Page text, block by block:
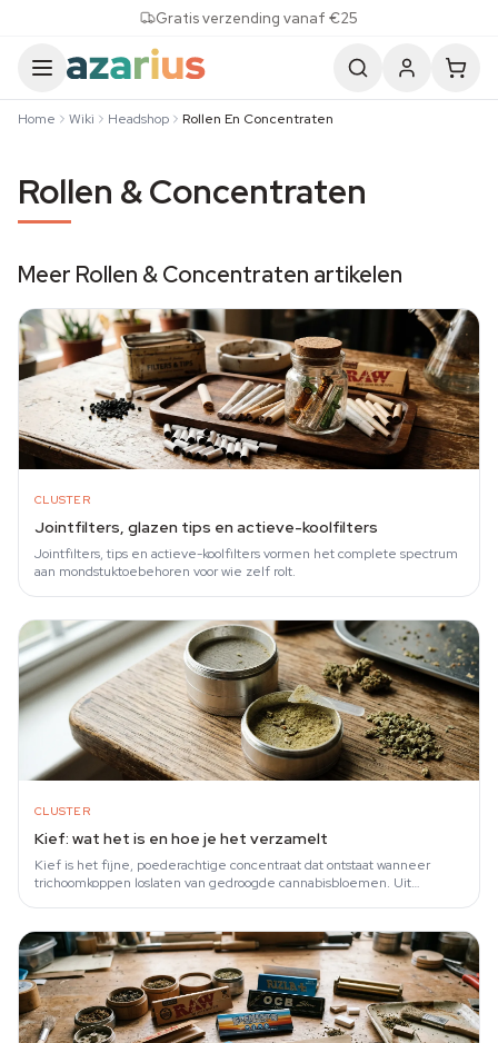
Gratis verzending vanaf €25
Home Wiki Headshop Rollen En Concentraten
Rollen & Concentraten
Meer Rollen & Concentraten artikelen
CLUSTER
Jointfilters, glazen tips en actieve-koolfilters
Jointfilters, tips en actieve-koolfilters vormen het complete spectrum
aan mondstuktoebehoren voor wie zelf rolt.
CLUSTER
Kief: wat het is en hoe je het verzamelt
Kief is het fijne, poederachtige concentraat dat ontstaat wanneer
trichoomkoppen loslaten van gedroogde cannabisbloemen. Uit